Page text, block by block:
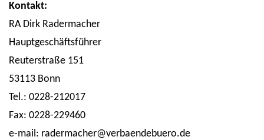
Kontakt:
RA Dirk Radermacher
Hauptgeschäftsführer
Reuterstraße 151
53113 Bonn
Tel.: 0228-212017
Fax: 0228-229460
e-mail: radermacher@verbaendebuero.de